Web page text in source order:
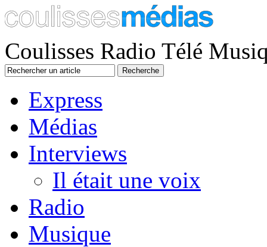
Coulisses Radio Télé
Express
Médias
Interviews
Il était une voix
Radio
Musique